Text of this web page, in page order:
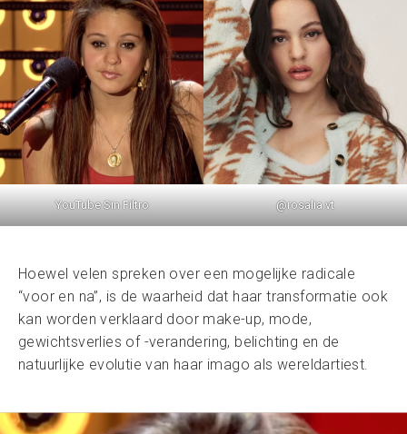
YouTube Sin Filtro @rosalia.vt
Hoewel velen spreken over een mogelijke radicale
“voor en na”, is de waarheid dat haar transformatie ook
kan worden verklaard door make-up, mode,
gewichtsverlies of -verandering, belichting en de
natuurlijke evolutie van haar imago als wereldartiest.